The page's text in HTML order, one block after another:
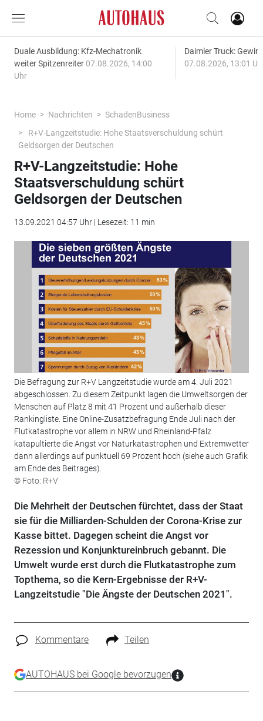
Duale Ausbildung: Kfz-Mechatronik
weiter Spitzenreiter 07.08.2026, 14:00
Uhr
Daimler Truck:
07.08.2026, 13:01
Home Nachrichten
SchadenBusiness
R+V-Langzeitstudie: Hohe Staatsverschuldung schürt
Geldsorgen der Deutschen
R+V-Langzeitstudie: Hohe
Staatsverschuldung schürt
Geldsorgen der Deutschen
13.09.2021 04:57 Uhr | Lesezeit: 11 min
Die Befragung zur R+V Langzeitstudie wurde am 4. Juli 2021
abgeschlossen. Zu diesem Zeitpunkt lagen die Umweltsorgen der
Menschen auf Platz 8 mit 41 Prozent und außerhalb dieser
Rankingliste. Eine Online-Zusatzbefragung Ende Juli nach der
Flutkatastrophe vor allem in NRW und Rheinland-Pfalz
katapultierte die Angst vor Naturkatastrophen und Extremwetter
dann allerdings auf punktuell 69 Prozent hoch (siehe auch Grafik
am Ende des Beitrages).
© Foto: R+V
Die Mehrheit der Deutschen fürchtet, dass der Staat
sie für die Milliarden-Schulden der Corona-Krise zur
Kasse bittet. Dagegen scheint die Angst vor
Rezession und Konjunktureinbruch gebannt. Die
Umwelt wurde erst durch die Flutkatastrophe zum
Topthema, so die Kern-Ergebnisse der R+V-
Langzeitstudie "Die Ängste der Deutschen 2021".
Kommentare Teilen
AUTOHAUS bei Google bevorzugen